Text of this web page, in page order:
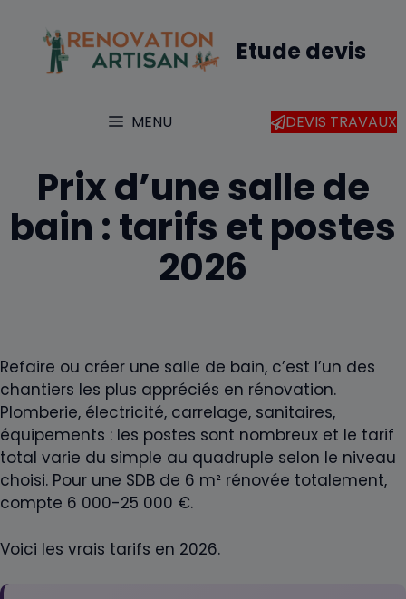
contenu
Etude devis
MENU DEVIS TRAVAUX
Prix d’une salle de
bain : tarifs et postes
2026
Refaire ou créer une salle de bain, c’est l’un des
chantiers les plus appréciés en rénovation.
Plomberie, électricité, carrelage, sanitaires,
équipements : les postes sont nombreux et le tarif
total varie du simple au quadruple selon le niveau
choisi. Pour une SDB de 6 m² rénovée totalement,
compte 6 000-25 000 €.
Voici les vrais tarifs en 2026.